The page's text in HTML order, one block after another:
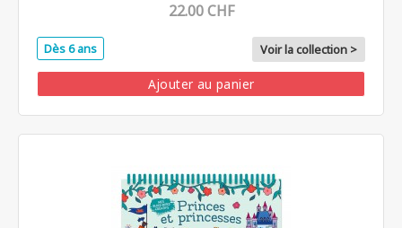
22.00 CHF
Dès 6 ans Voir la collection >
Ajouter au panier